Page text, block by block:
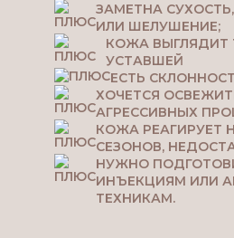
ЗАМЕТНА
ИЛИ ШЕЛУШЕНИЕ;
КОЖА ВЫГЛЯДИТ
УСТАВШЕЙ
ЕСТЬ
ХОЧЕТСЯ
АГРЕССИВНЫХ
КОЖА РЕАГИРУЕТ
СЕЗОНОВ,
НУЖНО
ИНЪЕКЦИЯМ ИЛИ
ТЕХНИКАМ.